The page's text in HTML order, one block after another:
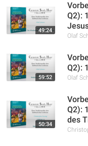
49:24
Q2):
Olaf
59:52
Q2):
Olaf
50:34
Q2):
des